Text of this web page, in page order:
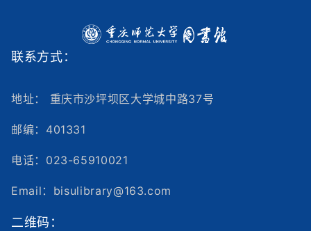
联系方式：
地址： 重庆市沙坪坝区大学城中路37号
邮编：401331
电话：023-65910021
Email：bisulibrary@163.com
二维码：